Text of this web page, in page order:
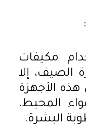
مكيفات
الصيف، إلا
هذه الأجهزة
المحيط،
البشرة.